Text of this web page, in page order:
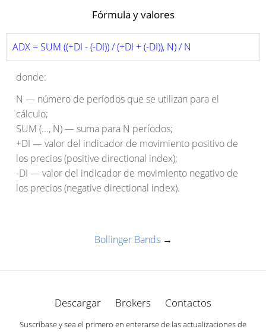
Fórmula y valores
ADX = SUM ((+DI - (-DI)) / (+DI + (-DI)), N) / N
donde:
N — número de períodos que se utilizan para el
cálculo;
SUM (..., N) — suma para N períodos;
+DI — valor del indicador de movimiento positivo de
los precios (positive directional index);
-DI — valor del indicador de movimiento negativo de
los precios (negative directional index).
Bollinger Bands →
Descargar Brokers Contactos
Suscríbase y sea el primero en enterarse de las actualizaciones de